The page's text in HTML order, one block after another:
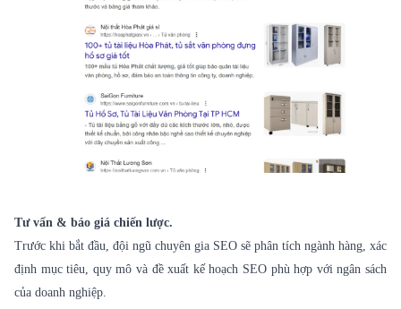
Tư vấn & báo giá chiến lược.
Trước khi bắt đầu, đội ngũ chuyên gia SEO sẽ phân tích ngành hàng, xác
định mục tiêu, quy mô và đề xuất kế hoạch SEO phù hợp với ngân sách
của doanh nghiệp.